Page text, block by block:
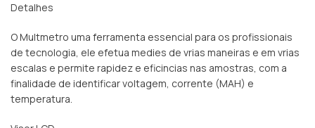
Detalhes
O Multmetro uma ferramenta essencial para os profissionais
de tecnologia, ele efetua medies de vrias maneiras e em vrias
escalas e permite rapidez e eficincias nas amostras, com a
finalidade de identificar voltagem, corrente (MAH) e
temperatura.